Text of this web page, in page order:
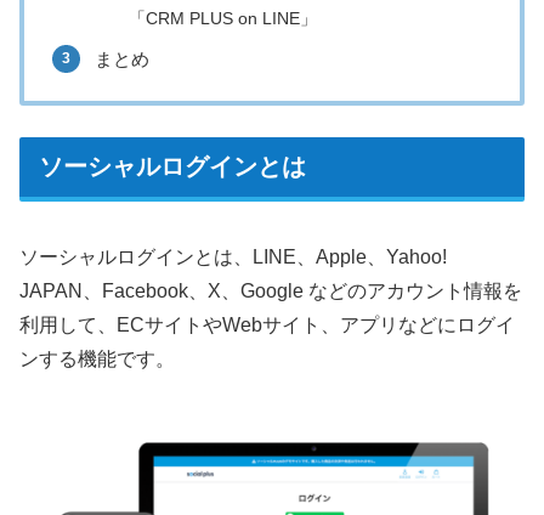
「CRM PLUS on LINE」
まとめ
ソーシャルログインとは
ソーシャルログインとは、LINE、Apple、Yahoo!
JAPAN、Facebook、X、Google などのアカウント情報を
利用して、ECサイトやWebサイト、アプリなどにログイ
ンする機能です。